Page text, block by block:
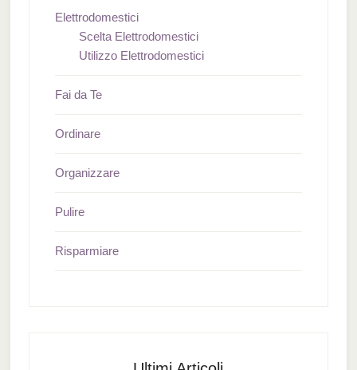
Elettrodomestici
Scelta Elettrodomestici
Utilizzo Elettrodomestici
Fai da Te
Ordinare
Organizzare
Pulire
Risparmiare